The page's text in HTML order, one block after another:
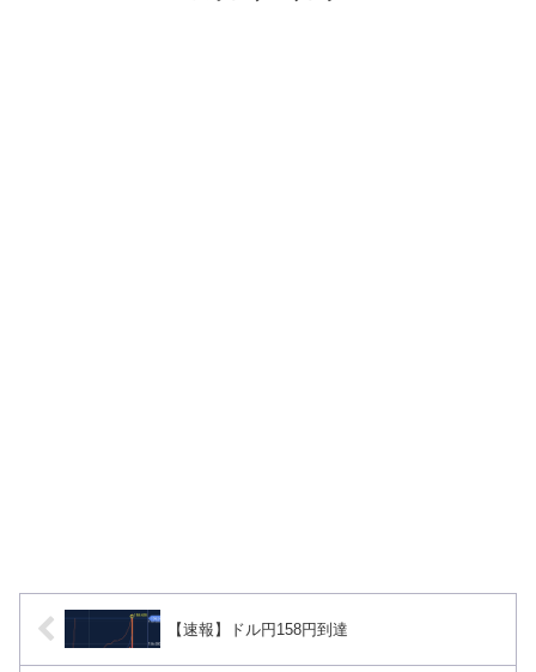
【速報】ドル円158円到達